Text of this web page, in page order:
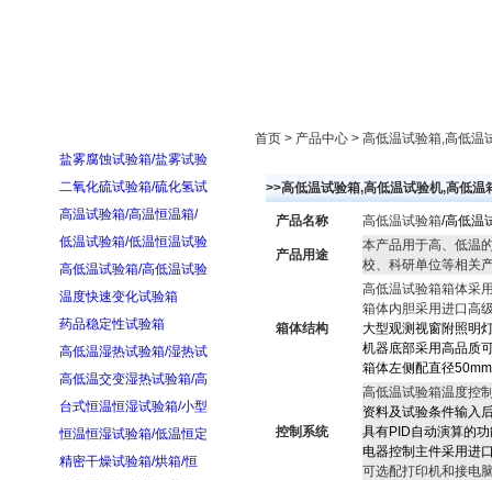
盐雾腐蚀试验箱/盐雾试验
二氧化硫试验箱/硫化氢试
高温试验箱/高温恒温箱/
低温试验箱/低温恒温试验
高低温试验箱/高低温试验
温度快速变化试验箱
药品稳定性试验箱
高低温湿热试验箱/湿热试
高低温交变湿热试验箱/高
台式恒温恒湿试验箱/小型
恒温恒湿试验箱/低温恒定
精密干燥试验箱/烘箱/恒
首页 > 产品中心 > 高低温试验箱,高低
>>高低温试验箱,高低温试验机,高低温
产品名称 高低温试验箱/高低温
产品用途
本产品用于高、低温
校、科研单位等相关
箱体结构
高低温试验箱箱体采
箱体内胆采用进口高
大型观测视窗附照明
机器底部采用高品质
箱体左侧配直径
控制系统
高低温试验箱温度控
资料及试验条件输入
具有PID自动演算的
电器控制主件采用进
可选配打印机和接电